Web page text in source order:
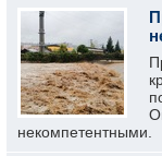
некомпетентными.